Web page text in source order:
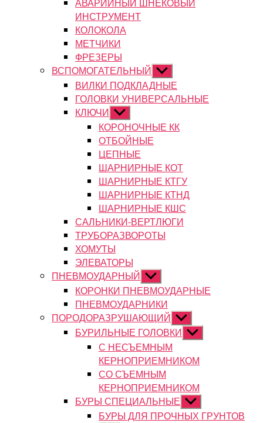
ИНСТРУМЕНТ
КОЛОКОЛА
МЕТЧИКИ
ФРЕЗЕРЫ
ВСПОМОГАТЕЛЬНЫЙ Показывать
подменю
ВИЛКИ ПОДКЛАДНЫЕ
ГОЛОВКИ УНИВЕРСАЛЬНЫЕ
КЛЮЧИ Показывать
подменю
КОРОНОЧНЫЕ КК
ОТБОЙНЫЕ
ЦЕПНЫЕ
ШАРНИРНЫЕ КОТ
ШАРНИРНЫЕ КТГУ
ШАРНИРНЫЕ КТНД
ШАРНИРНЫЕ КШС
САЛЬНИКИ-ВЕРТЛЮГИ
ТРУБОРАЗВОРОТЫ
ХОМУТЫ
ЭЛЕВАТОРЫ
ПНЕВМОУДАРНЫЙ Показывать
подменю
КОРОНКИ ПНЕВМОУДАРНЫЕ
ПНЕВМОУДАРНИКИ
ПОРОДОРАЗРУШАЮЩИЙ Показывать
подменю
БУРИЛЬНЫЕ ГОЛОВКИ Показывать
подменю
С НЕСЪЕМНЫМ
КЕРНОПРИЕМНИКОМ
СО СЪЕМНЫМ
КЕРНОПРИЕМНИКОМ
БУРЫ СПЕЦИАЛЬНЫЕ Показывать
подменю
БУРЫ ДЛЯ ПРОЧНЫХ ГРУНТОВ